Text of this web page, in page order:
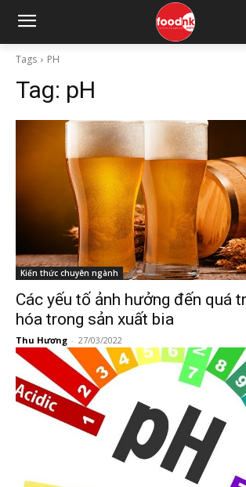
Tags PH
Tag: pH
Kiến thức chuyên ngành
Các yếu tố ảnh hưởng đến quá
hóa trong sản xuất bia
Thu Hương - 27/03/2022